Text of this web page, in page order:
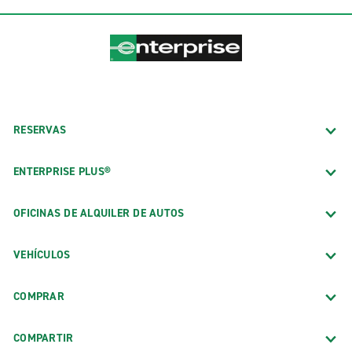
RESERVAS
ENTERPRISE PLUS®
OFICINAS DE ALQUILER DE AUTOS
VEHÍCULOS
COMPRAR
COMPARTIR